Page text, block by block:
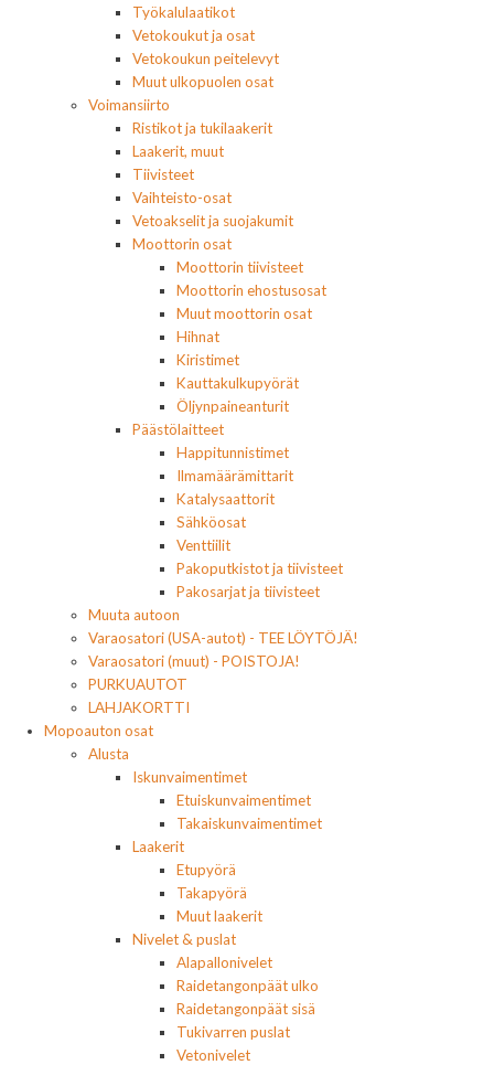
Työkalulaatikot
Vetokoukut ja osat
Vetokoukun peitelevyt
Muut ulkopuolen osat
Voimansiirto
Ristikot ja tukilaakerit
Laakerit, muut
Tiivisteet
Vaihteisto-osat
Vetoakselit ja suojakumit
Moottorin osat
Moottorin tiivisteet
Moottorin ehostusosat
Muut moottorin osat
Hihnat
Kiristimet
Kauttakulkupyörät
Öljynpaineanturit
Päästölaitteet
Happitunnistimet
Ilmamäärämittarit
Katalysaattorit
Sähköosat
Venttiilit
Pakoputkistot ja tiivisteet
Pakosarjat ja tiivisteet
Muuta autoon
Varaosatori (USA-autot) - TEE LÖYTÖJÄ!
Varaosatori (muut) - POISTOJA!
PURKUAUTOT
LAHJAKORTTI
Mopoauton osat
Alusta
Iskunvaimentimet
Etuiskunvaimentimet
Takaiskunvaimentimet
Laakerit
Etupyörä
Takapyörä
Muut laakerit
Nivelet & puslat
Alapallonivelet
Raidetangonpäät ulko
Raidetangonpäät sisä
Tukivarren puslat
Vetonivelet